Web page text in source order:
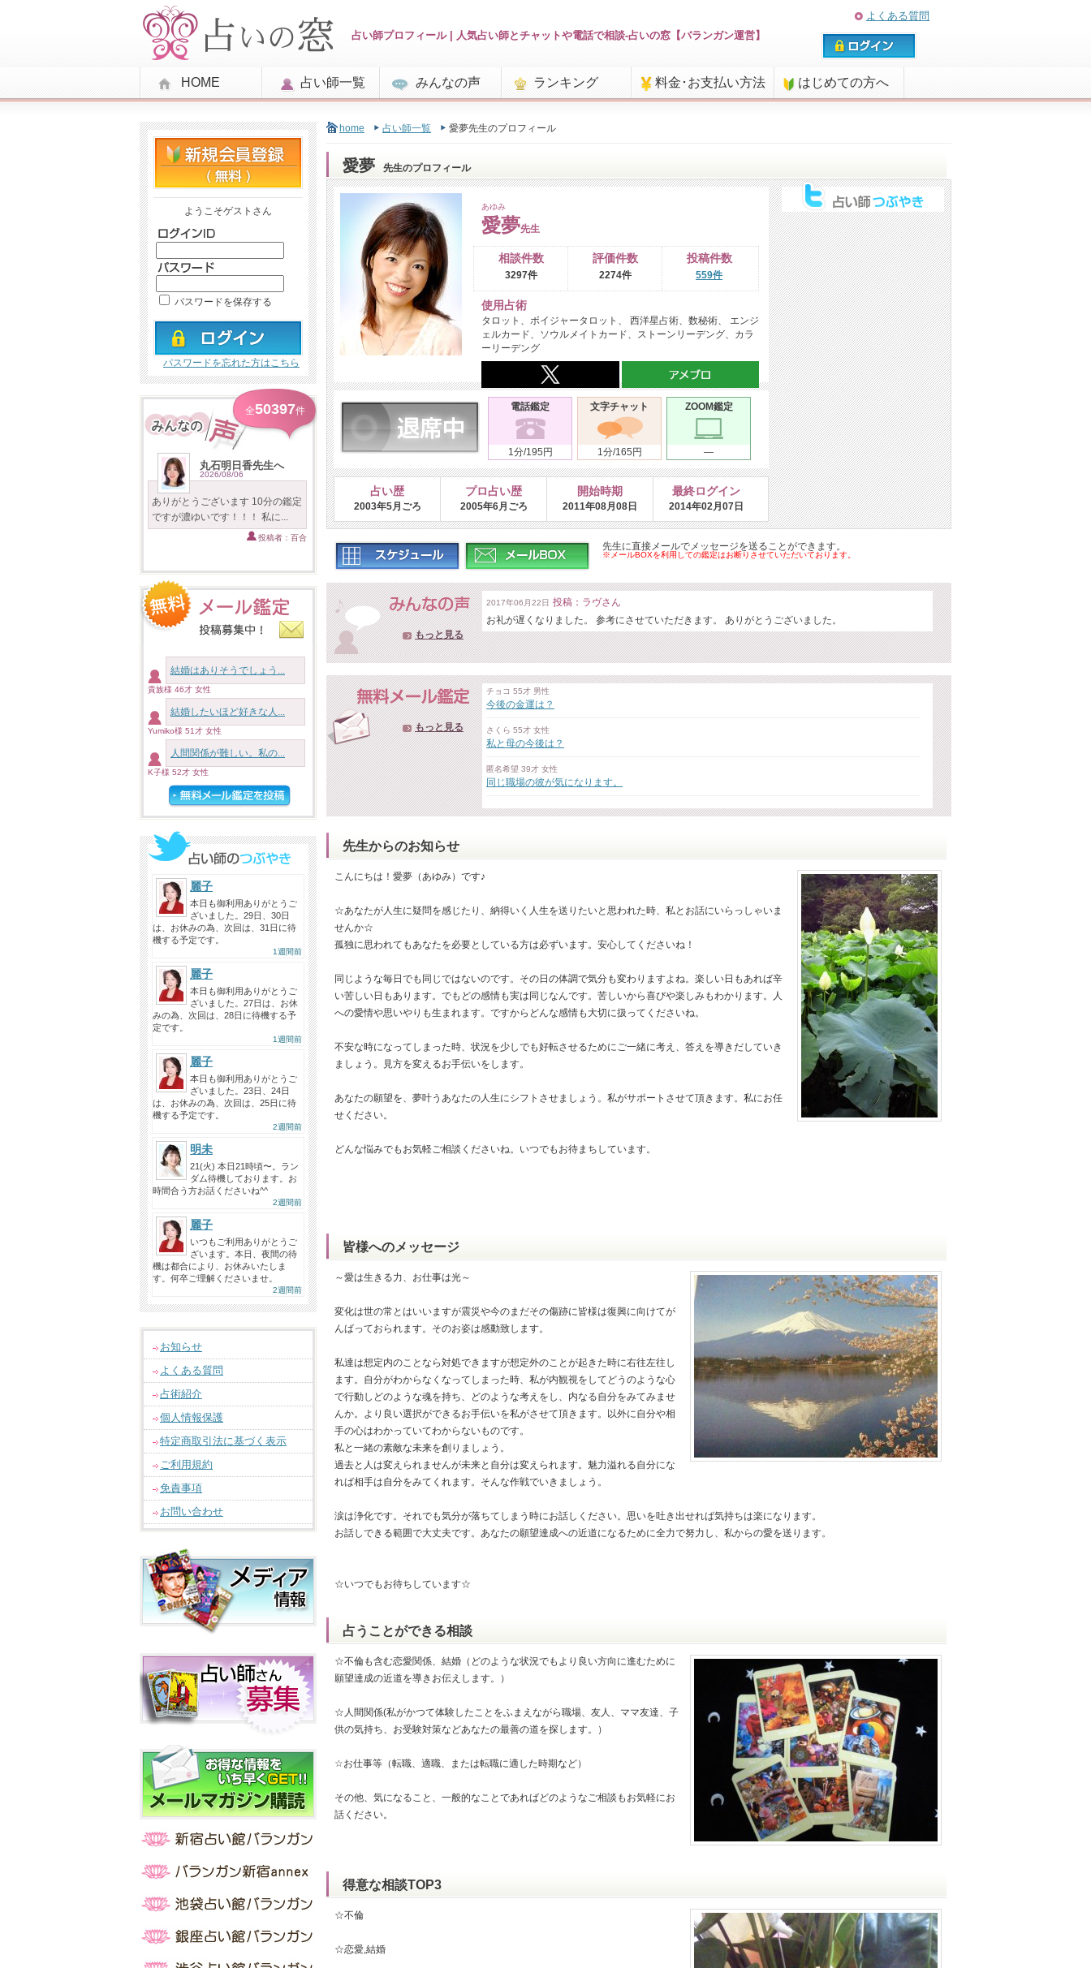
占い師プロフィール | 人気占い師とチャットや電話で相談-占いの窓【バランガン運営】
よくある質問
HOME 占い師一覧 みんなの声 ランキング 料金･お支払い方法 はじめての方へ
ようこそゲストさん
パスワードを保存する
パスワードを忘れた方はこちら
全50397件
丸石明日香先生へ
2026/08/06
ありがとうございます 10分の鑑定
ですが濃ゆいです！！！ 私に...
投稿者：百合
結婚はありそうでしょう...
貴族様 46才 女性
結婚したいほど好きな人...
Yumiko様 51才 女性
人間関係が難しい。私の...
K子様 52才 女性
麗子
本日も御利用ありがとうご
ざいました。29日、30日
は、お休みの為、次回は、31日に待
機する予定です。
1週間前
麗子
本日も御利用ありがとうご
ざいました。27日は、お休
みの為、次回は、28日に待機する予
定です。
1週間前
麗子
本日も御利用ありがとうご
ざいました。23日、24日
は、お休みの為、次回は、25日に待
機する予定です。
2週間前
明未
21(火) 本日21時頃〜。ラン
ダム待機しております。お
時間合う方お話くださいね^^
2週間前
麗子
いつもご利用ありがとうご
ざいます。本日、夜間の待
機は都合により、お休みいたしま
す。何卒ご理解くださいませ。
2週間前
お知らせ
よくある質問
占術紹介
個人情報保護
特定商取引法に基づく表示
ご利用規約
免責事項
お問い合わせ
home 占い師一覧 愛夢先生のプロフィール
愛夢 先生のプロフィール
あゆみ
愛夢先生
相談件数
3297件
評価件数
2274件
投稿件数
559件
使用占術
タロット、ボイジャータロット、 西洋星占術、数秘術、 エンジ
ェルカード、ソウルメイトカード、ストーンリーデング、カラ
ーリーデング
電話鑑定
1分/195円
文字チャット
1分/165円
ZOOM鑑定
―
占い歴
2003年5月ごろ
プロ占い歴
2005年6月ごろ
開始時期
2011年08月08日
最終ログイン
2014年02月07日
先生に直接メールでメッセージを送ることができます。
※メールBOXを利用しての鑑定はお断りさせていただいております。
もっと見る
2017年06月22日 投稿：ラヴさん
お礼が遅くなりました。 参考にさせていただきます。 ありがとうございました。
もっと見る
チョコ 55才 男性
今後の金運は？
さくら 55才 女性
私と母の今後は？
匿名希望 39才 女性
同じ職場の彼が気になります。
先生からのお知らせ
こんにちは！愛夢（あゆみ）です♪
☆あなたが人生に疑問を感じたり、納得いく人生を送りたいと思われた時、私とお話にいらっしゃいま
せんか☆
孤独に思われてもあなたを必要としている方は必ずいます。安心してくださいね！
同じような毎日でも同じではないのです。その日の体調で気分も変わりますよね。楽しい日もあれば辛
い苦しい日もあります。でもどの感情も実は同じなんです。苦しいから喜びや楽しみもわかります。人
への愛情や思いやりも生まれます。ですからどんな感情も大切に扱ってくださいね。
不安な時になってしまった時、状況を少しでも好転させるためにご一緒に考え、答えを導きだしていき
ましょう。見方を変えるお手伝いをします。
あなたの願望を、夢叶うあなたの人生にシフトさせましょう。私がサポートさせて頂きます。私にお任
せください。
どんな悩みでもお気軽ご相談くださいね。いつでもお待まちしています。
皆様へのメッセージ
～愛は生きる力、お仕事は光～
変化は世の常とはいいますが震災や今のまだその傷跡に皆様は復興に向けてが
んばっておられます。そのお姿は感動致します。
私達は想定内のことなら対処できますが想定外のことが起きた時に右往左往し
ます。自分がわからなくなってしまった時、私が内観視をしてどうのような心
で行動しどのような魂を持ち、どのような考えをし、内なる自分をみてみませ
んか。より良い選択ができるお手伝いを私がさせて頂きます。以外に自分や相
手の心はわかっていてわからないものです。
私と一緒の素敵な未来を創りましょう。
過去と人は変えられませんが未来と自分は変えられます。魅力溢れる自分にな
れば相手は自分をみてくれます。そんな作戦でいきましょう。
涙は浄化です。それでも気分が落ちてしまう時にお話しください。思いを吐き出せれば気持ちは楽になります。
お話しできる範囲で大丈夫です。あなたの願望達成への近道になるために全力で努力し、私からの愛を送ります。
☆いつでもお待ちしています☆
占うことができる相談
☆不倫も含む恋愛関係、結婚（どのような状況でもより良い方向に進むために
願望達成の近道を導きお伝えします。）
☆人間関係(私がかつて体験したことをふまえながら職場、友人、ママ友達、子
供の気持ち、お受験対策などあなたの最善の道を探します。）
☆お仕事等（転職、適職、または転職に適した時期など）
その他、気になること、一般的なことであればどのようなご相談もお気軽にお
話ください。
得意な相談TOP3
☆不倫
☆恋愛,結婚